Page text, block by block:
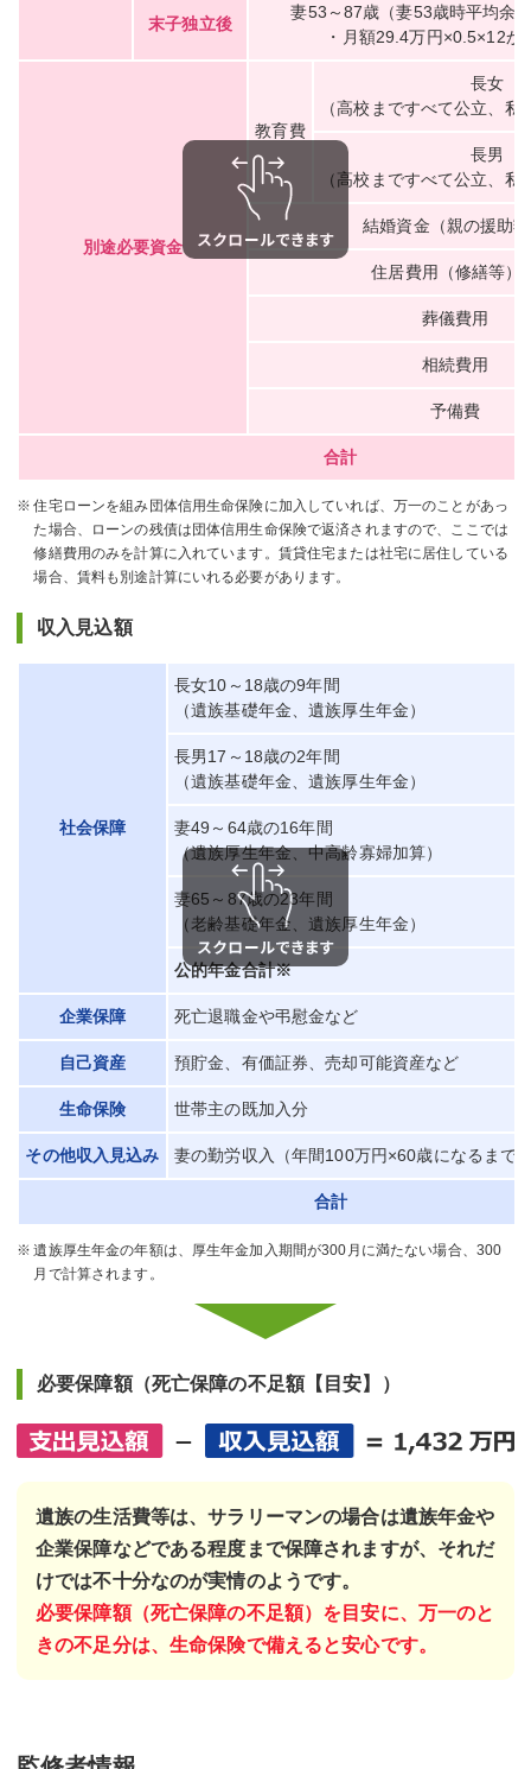
末子独立後
妻53～87歳（妻53歳時平均余
・月額29.4万円×0.5×12か
別途必要資金
教育費
長女
（高校まですべて公立、私
長男
（高校まですべて公立、私
結婚資金（親の援助
住居費用（修繕等
葬儀費用
相続費用
予備費
合計
住宅ローンを組み団体信用生命保険に加入していれば、万一のことがあっ
た場合、ローンの残債は団体信用生命保険で返済されますので、ここでは
修繕費用のみを計算に入れています。賃貸住宅または社宅に居住している
場合、賃料も別途計算にいれる必要があります。
収入見込額
社会保障
長女10～18歳の9年間
（遺族基礎年金、遺族厚生年金）
長男17～18歳の2年間
（遺族基礎年金、遺族厚生年金）
妻49～64歳の16年間
（遺族厚生年金、中高齢寡婦加算）
妻65～87歳の23年間
（老齢基礎年金、遺族厚生年金）
公的年金合計※
企業保障 死亡退職金や弔慰金など
自己資産 預貯金、有価証券、売却可能資産など
生命保険 世帯主の既加入分
その他収入見込み 妻の勤労収入（年間100万円×60歳になるまで
合計
遺族厚生年金の年額は、厚生年金加入期間が300月に満たない場合、300
月で計算されます。
必要保障額（死亡保障の不足額【目安】）
遺族の生活費等は、サラリーマンの場合は遺族年金や
企業保障などである程度まで保障されますが、それだ
けでは不十分なのが実情のようです。
必要保障額（死亡保障の不足額）を目安に、万一のと
きの不足分は、生命保険で備えると安心です。